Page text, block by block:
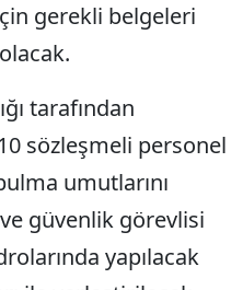
gerekli belgeleri
tarafından
sözleşmeli personel
umutlarını
güvenlik görevlisi
yapılacak